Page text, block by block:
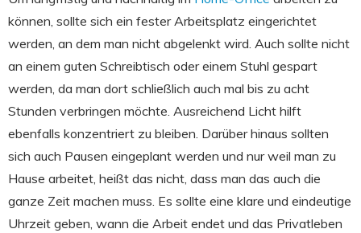
können, sollte sich ein fester Arbeitsplatz eingerichtet
werden, an dem man nicht abgelenkt wird. Auch sollte nicht
an einem guten Schreibtisch oder einem Stuhl gespart
werden, da man dort schließlich auch mal bis zu acht
Stunden verbringen möchte. Ausreichend Licht hilft
ebenfalls konzentriert zu bleiben. Darüber hinaus sollten
sich auch Pausen eingeplant werden und nur weil man zu
Hause arbeitet, heißt das nicht, dass man das auch die
ganze Zeit machen muss. Es sollte eine klare und eindeutige
Uhrzeit geben, wann die Arbeit endet und das Privatleben